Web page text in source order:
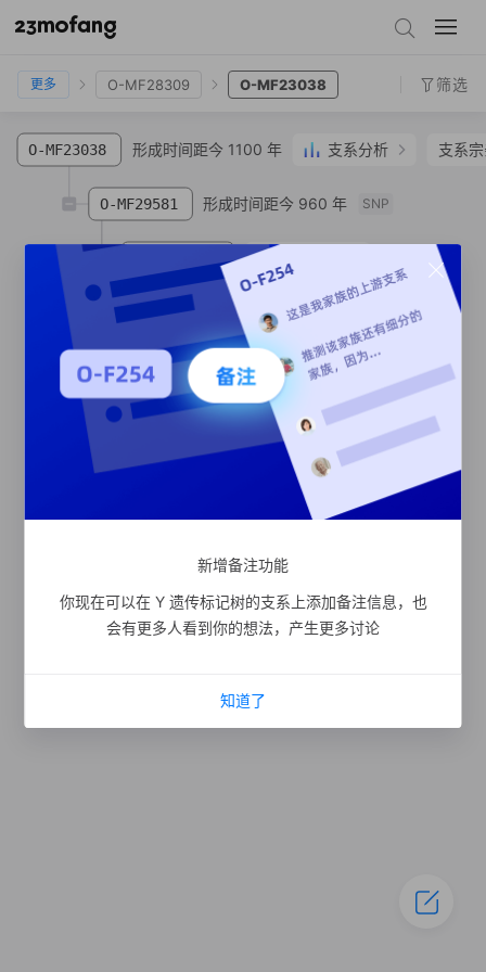
O-Z26111
更多 O-MF28309 O-MF23038 筛选
O-MF23038 形成时间距今 1100 年 支系分析 支系
O-MF29581 形成时间距今 960 年 SNP
支系宗亲
O-MF23171 支系宗亲1人 SNP
新增备注功能
你现在可以在 Y 遗传标记树的支系上添加备注信息，也
会有更多人看到你的想法，产生更多讨论
知道了